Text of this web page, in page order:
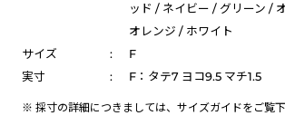
ッド / ネイビー / グリーン /
オレンジ / ホワイト
サイズ
:
F
実寸
: F：タテ7 ヨコ9.5 マチ1.5
※ 採寸の詳細につきましては、 サイズガイドをご覧下